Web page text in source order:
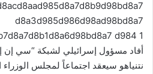
أفاد مسؤول إسرائيلي لشبكة “سي إن
نتنياهو سيعقد اجتماعاً لمجلس الوزراء